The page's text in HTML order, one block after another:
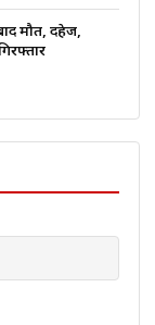
मौत, दहेज,